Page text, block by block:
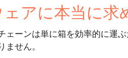
アに本当に求
ェーンは単に箱を効率的に運
せん。